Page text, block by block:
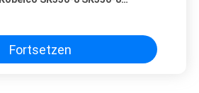
Fortsetzen